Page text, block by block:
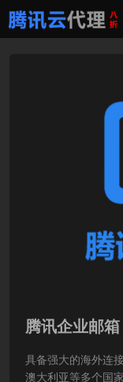
腾讯企业邮箱
具备强大的海外连
澳大利亚等多个国